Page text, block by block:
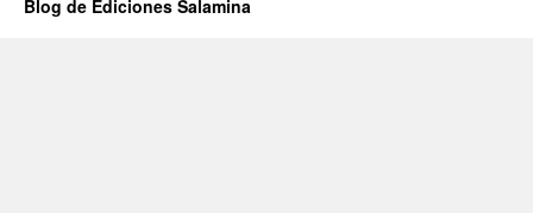
Blog de Ediciones Salamina